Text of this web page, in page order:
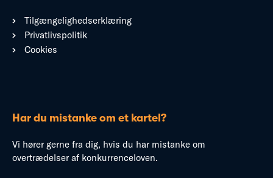
Tilgængelighedserklæring
Privatlivspolitik
Cookies
Har du mistanke om et kartel?
Vi hører gerne fra dig, hvis du har mistanke om
overtrædelser af konkurrenceloven.